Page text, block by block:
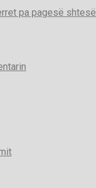
pa pagesë shtesë